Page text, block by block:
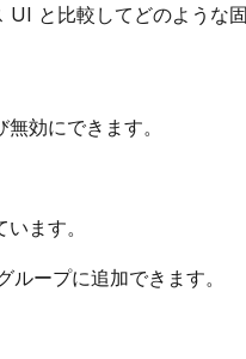
と比較してどのような
効にできます。
ます。
ープに追加できます。